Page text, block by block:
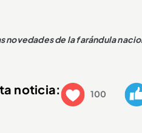
novedades de la farándula
noticia: 100